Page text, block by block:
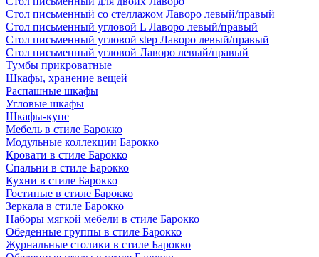
Стол письменный со стеллажом Лаворо левый/правый
Стол письменный угловой L Лаворо левый/правый
Стол письменный угловой step Лаворо левый/правый
Стол письменный угловой Лаворо левый/правый
Тумбы прикроватные
Шкафы, хранение вещей
Распашные шкафы
Угловые шкафы
Шкафы-купе
Мебель в стиле Барокко
Модульные коллекции Барокко
Кровати в стиле Барокко
Спальни в стиле Барокко
Кухни в стиле Барокко
Гостиные в стиле Барокко
Зеркала в стиле Барокко
Наборы мягкой мебели в стиле Барокко
Обеденные группы в стиле Барокко
Журнальные столики в стиле Барокко